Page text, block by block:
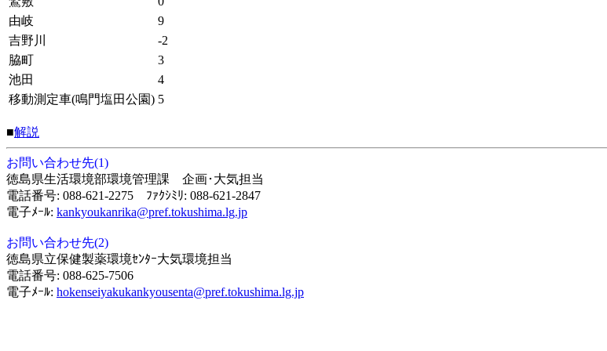
由岐
9
吉野川
-2
脇町
3
池田
4
移動測定車(鳴門塩田公園) 5
■解説
お問い合わせ先(1)
徳島県生活環境部環境管理課 企画･大気担当
電話番号: 088-621-2275 ﾌｧｸｼﾐﾘ: 088-621-2847
電子ﾒｰﾙ: kankyoukanrika@pref.tokushima.lg.jp
お問い合わせ先(2)
徳島県立保健製薬環境ｾﾝﾀｰ大気環境担当
電話番号: 088-625-7506
電子ﾒｰﾙ: hokenseiyakukankyousenta@pref.tokushima.lg.jp